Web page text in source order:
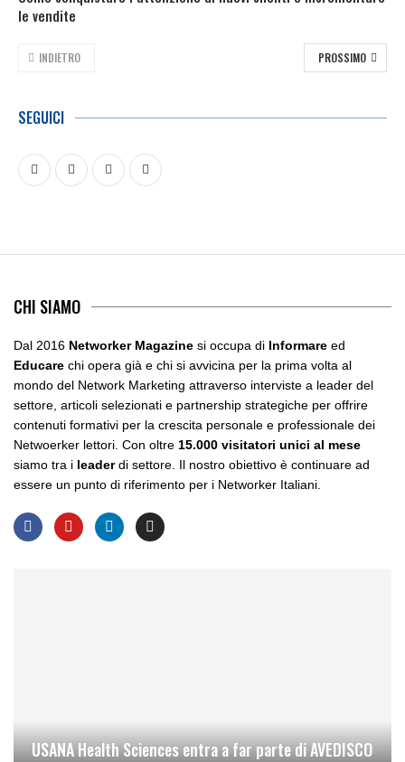
le vendite
INDIETRO PROSSIMO
SEGUICI
CHI SIAMO
Dal 2016 Networker Magazine si occupa di Informare ed
Educare chi opera già e chi si avvicina per la prima volta al
mondo del Network Marketing attraverso interviste a leader del
settore, articoli selezionati e partnership strategiche per offrire
contenuti formativi per la crescita personale e professionale dei
Netwoerker lettori. Con oltre 15.000 visitatori unici al mese
siamo tra i leaderdi settore. Il nostro obiettivo è continuare ad
essere un punto di riferimento per i Networker Italiani.
USANA Health Sciences entra a far parte di AVEDISCO